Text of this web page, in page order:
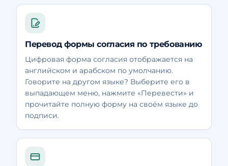
Перевод формы согласия по требованию
Цифровая форма согласия отображается на
английском и арабском по умолчанию.
Говорите на другом языке? Выберите его в
выпадающем меню, нажмите «Перевести» и
прочитайте полную форму на своём языке до
подписи.